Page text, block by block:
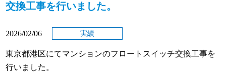
交換工事を行いました。
2026/02/06 実績
東京都港区にてマンションのフロートスイッチ交換工事を
行いました。